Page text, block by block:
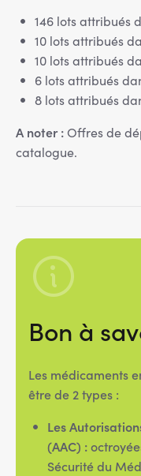
146 lots attribués
10 lots attribués
10 lots attribués
6 lots attribués
8 lots attribués
A noter :Offres de
catalogue.
Bon à
Les médicaments
être de 2 types :
Les
(AAC) :
Sécurité du